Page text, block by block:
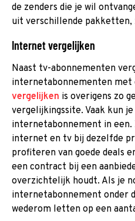
de zenders die je wil
uit verschillende pakketten,
Internet vergelijken
Naast tv-abonnementen
internetabonnementen met
vergelijken is overigens zo
vergelijkingssite. Vaak kun
internetabonnement in een.
internet en tv bij dezelfde
profiteren van goede deals
een contract bij een
overzichtelijk houdt. Als je
internetabonnement onder
wederom letten op een